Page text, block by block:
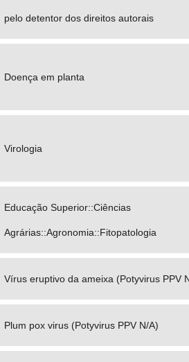
pelo detentor dos direitos autorais
Doença em planta
Virologia
Educação Superior::Ciências
Agrárias::Agronomia::Fitopatologia
Vírus eruptivo da ameixa (Potyvirus PPV
Plum pox virus (Potyvirus PPV N/A)